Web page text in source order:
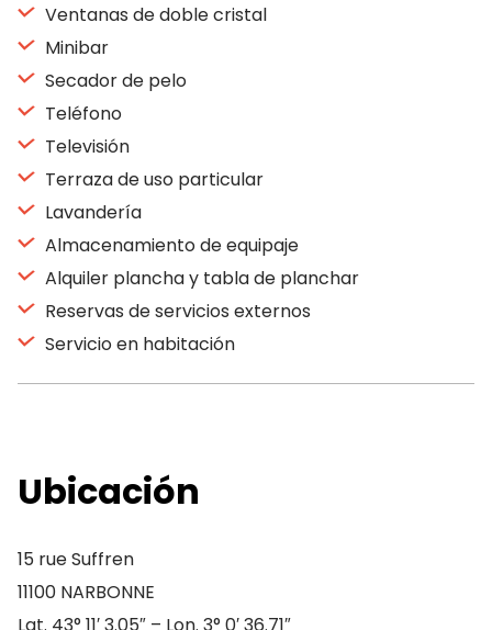
Ventanas de doble cristal
Minibar
Secador de pelo
Teléfono
Televisión
Terraza de uso particular
Lavandería
Almacenamiento de equipaje
Alquiler plancha y tabla de planchar
Reservas de servicios externos
Servicio en habitación
Ubicación
15 rue Suffren
11100 NARBONNE